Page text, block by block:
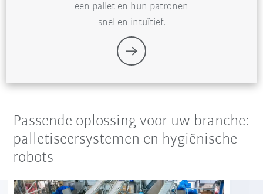
een pallet en hun patronen
snel en intuïtief.
Passende oplossing voor uw branche:
palletiseersystemen en hygiënische
robots